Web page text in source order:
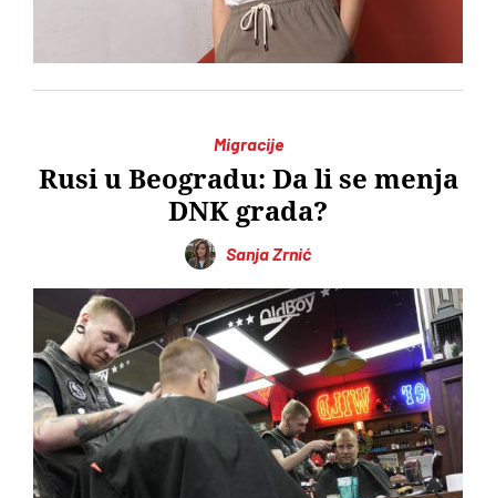
Migracije
Rusi u Beogradu: Da li se menja
DNK grada?
Sanja Zrnić